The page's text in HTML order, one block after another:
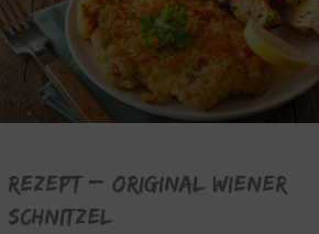
REZEPT – Original Wiener
Schnitzel